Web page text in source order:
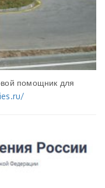
помощник для